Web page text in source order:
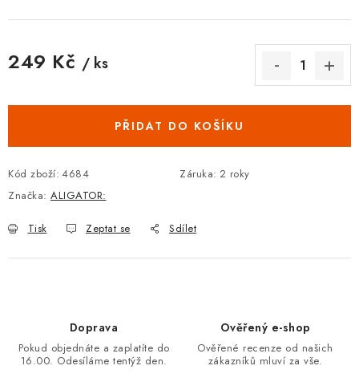
249 Kč / ks
PŘIDAT DO KOŠÍKU
Kód zboží: 4684 Záruka: 2 roky
Značka: ALIGATOR:
Tisk Zeptat se Sdílet
Doprava
Pokud objednáte a zaplatíte do
16.00. Odesíláme tentýž den.
Ověřený e-shop
Ověřené recenze od našich
zákazníků mluví za vše.